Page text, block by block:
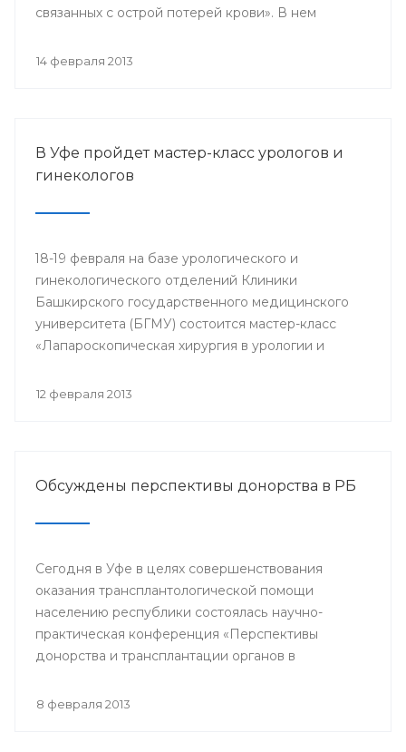
связанных с острой потерей крови». В нем
лечебной работе, акушеры-гинекологи, хирурги,
14 февраля 2013
В Уфе пройдет мастер-класс урологов и
гинекологов
18-19 февраля на базе урологического и
гинекологического отделений Клиники
Башкирского государственного медицинского
университета (БГМУ) состоится мастер-класс
«Лапароскопическая хирургия в урологии и
врачи урологи, хирурги, онкологи республики, а
12 февраля 2013
Обсуждены перспективы донорства в РБ
Сегодня в Уфе в целях совершенствования
оказания трансплантологической помощи
населению республики состоялась научно-
практическая конференция «Перспективы
донорства и трансплантации органов в
8 февраля 2013